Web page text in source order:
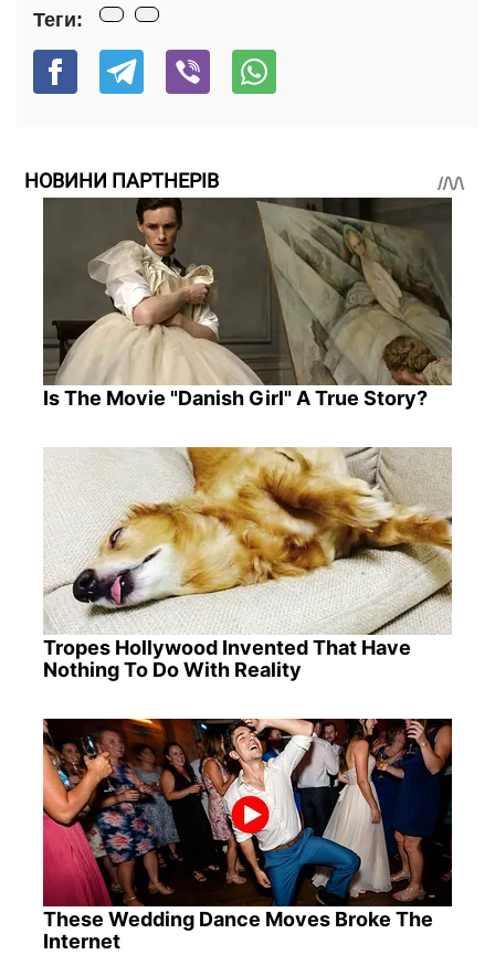
Теги:
НОВИНИ ПАРТНЕРІВ
Is The Movie "Danish Girl" A True Story?
Tropes Hollywood Invented That Have
Nothing To Do With Reality
These Wedding Dance Moves Broke The
Internet